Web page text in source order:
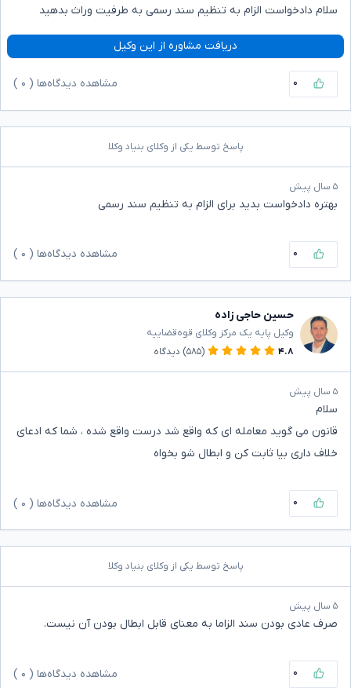
سلام دادخواست الزام به تنظیم سند رسمی به طرفیت وراث بدهید
دریافت مشاوره از این وکیل
۰ مشاهده دیدگاه‌ها ( ۰
پاسخ توسط یکی از وکلای بنیاد وکلا
۵ سال پیش
بهتره دادخواست بدید برای الزام به تنظیم سند رسمی
۰ مشاهده دیدگاه‌ها ( ۰
حسین حاجی زاده
وکیل پایه یک مرکز وکلای قوه‌قضاییه
۴.۸
(۵۸۵) دیدگاه
۵ سال پیش
سلام
قانون می گوید معامله ای که واقع شد درست واقع شده ، شما که ادعای
خلاف داری بیا ثابت کن و ابطال شو بخواه
۰ مشاهده دیدگاه‌ها ( ۰
پاسخ توسط یکی از وکلای بنیاد وکلا
۵ سال پیش
صرف عادی بودن سند الزاما به معنای قابل ابطال بودن آن نیست.
۰ مشاهده دیدگاه‌ها ( ۰